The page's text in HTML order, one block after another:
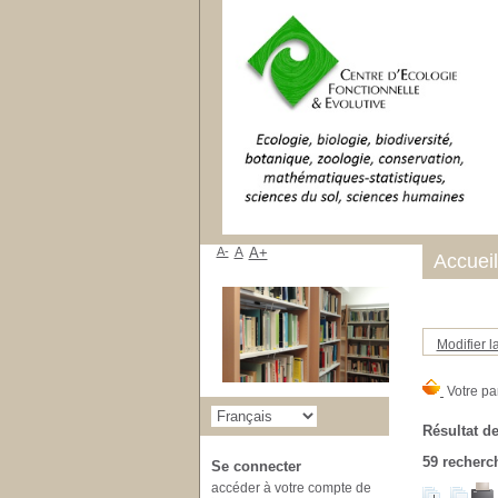
Modifier
Résultat
59
A- A A+
Se connecter
accéder à votre compte de